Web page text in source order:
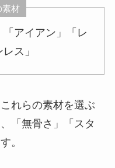
素材
「アイアン」「レ
ス」
れらの素材を選ぶ
「無骨さ」「スタ
。